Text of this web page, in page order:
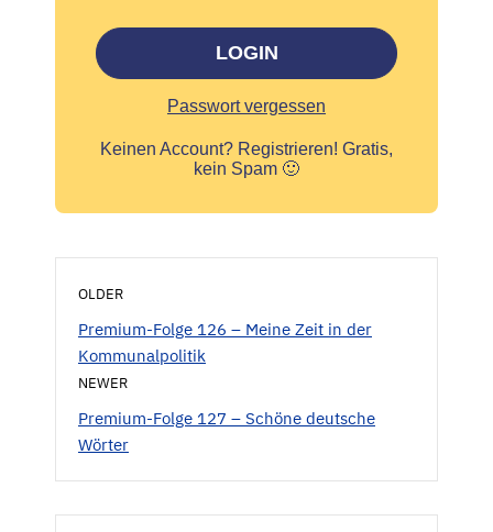
LOGIN
Passwort vergessen
Keinen Account? Registrieren! Gratis,
kein Spam 🙂
OLDER
Premium-Folge 126 – Meine Zeit in der
Kommunalpolitik
NEWER
Premium-Folge 127 – Schöne deutsche
Wörter